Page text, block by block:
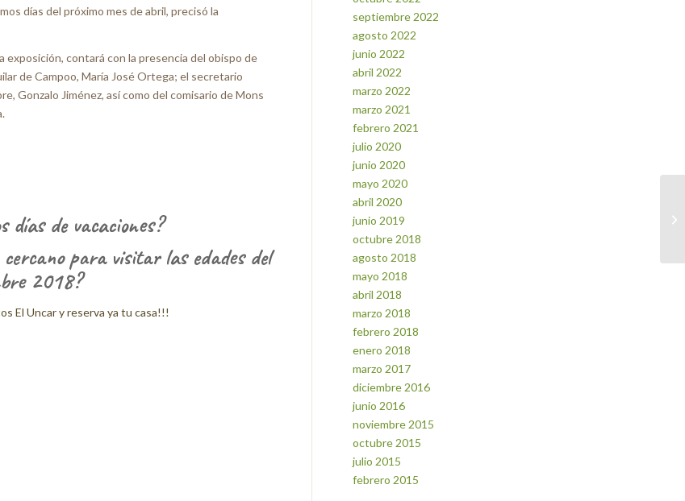
días del próximo mes de abril, precisó la
exposición, contará con la presencia del obispo de
de Campoo, María José Ortega; el secretario
Gonzalo Jiménez, así como del comisario de Mons
días de vacaciones?
para visitar las edades del
2018?
El Uncar y reserva ya tu casa!!!
septiembre 2022
agosto 2022
junio 2022
abril 2022
marzo 2022
marzo 2021
febrero 2021
julio 2020
junio 2020
mayo 2020
abril 2020
junio 2019
octubre 2018
agosto 2018
mayo 2018
abril 2018
marzo 2018
febrero 2018
enero 2018
marzo 2017
diciembre 2016
junio 2016
noviembre 2015
octubre 2015
julio 2015
febrero 2015